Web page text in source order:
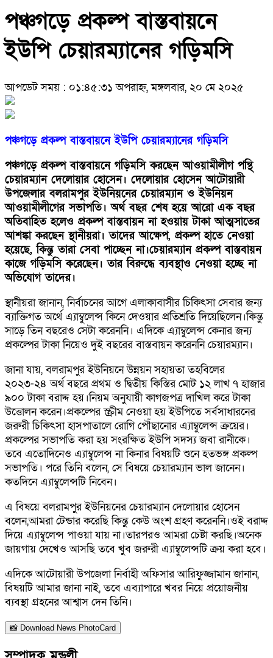
পঞ্চগড়ে প্রকল্প বাস্তবায়নে
ইউপি চেয়ারম্যানের গড়িমসি
আপডেট সময় : ০১:৪৫:৩১ অপরাহ্ন, মঙ্গলবার, ২০ মে ২০২৫
পঞ্চগড়ে প্রকল্প বাস্তবায়নে ইউপি চেয়ারম্যানের গড়িমসি
পঞ্চগড়ে প্রকল্প বাস্তবায়নে গড়িমসি করছেন আওয়ামীলীগ পন্থি
চেয়ারম্যান দেলোয়ার হোসেন। দেলোয়ার হোসেন আটোয়ারী
উপজেলার বলরামপুর ইউনিয়নের চেয়ারম্যান ও ইউনিয়ন
আওয়ামীলীগের সভাপতি। অর্থ বছর শেষ হয়ে আরো এক বছর
অতিবাহিত হলেও প্রকল্প বাস্তবায়ন না হওয়ায় টাকা আত্মসাতের
আশঙ্কা করছেন স্থানীয়রা। তাদের আক্ষেপ, প্রকল্প হাতে নেওয়া
হয়েছে, কিন্তু তারা সেবা পাচ্ছেন না।চেয়ারম্যান প্রকল্প বাস্তবায়ন
কাজে গড়িমসি করেছেন। তার বিরুদ্ধে ব্যবস্থাও নেওয়া হচ্ছে না
অভিযোগ তাদের।
স্থানীয়রা জানান, নির্বাচনের আগে এলাকাবাসীর চিকিৎসা সেবার জন্য
ব্যাক্তিগত অর্থে এ্যাম্বুলেন্স কিনে দেওয়ার প্রতিশ্রতি দিয়েছিলেন।কিন্তু
সাড়ে তিন বছরেও সেটা করেননি। এদিকে এ্যাম্বুলেন্স কেনার জন্য
প্রকল্পের টাকা নিয়েও দুই বছরের বাস্তবায়ন করেননি চেয়ারম্যান।
জানা যায়, বলরামপুর ইউনিয়নে উন্নয়ন সহায়তা তহবিলের
২০২৩-২৪ অর্থ বছরে প্রথম ও দ্বিতীয় কিস্তির মোট ১২ লাখ ৭ হাজার
৯০০ টাকা বরাদ্দ হয়।নিয়ম অনুযায়ী কাগজপত্র দাখিল করে টাকা
উত্তোলন করেন।প্রকল্পের স্ক্রীম নেওয়া হয় ইউপিতে সর্বসাধারনের
জরুরী চিকিৎসা হাসপাতালে রোগি পৌঁছানোর এ্যাম্বুলেন্স ক্রয়ের।
প্রকল্পের সভাপতি করা হয় সংরক্ষিত ইউপি সদস্য জবা রানীকে।
তবে এতোদিনেও এ্যাম্বুলেন্স না কিনার বিষয়টি শুনে হতভঙ্গ প্রকল্প
সভাপতি। পরে তিনি বলেন, সে বিষয়ে চেয়ারম্যান ভাল জানেন।
কতদিনে এ্যাম্বুলেন্সটি নিবেন।
এ বিষয়ে বলরামপুর ইউনিয়নের চেয়ারম্যান দেলোয়ার হোসেন
বলেন,আমরা টেন্ডার করেছি কিন্তু কেউ অংশ গ্রহণ করেননি।ওই বরাদ্দ
দিয়ে এ্যাম্বুলেন্স পাওয়া যায় না।তারপরও আমরা চেষ্টা করছি।অনেক
জায়গায় দেখেও আসছি তবে খুব জরুরী এ্যাম্বুলেন্সটি ক্রয় করা হবে।
এদিকে আটোয়ারী উপজেলা নির্বাহী অফিসার আরিফুজ্জামান জানান,
বিষয়টি আমার জানা নাই, তবে এব্যাপারে খবর নিয়ে প্রয়োজনীয়
ব্যবস্থা গ্রহনের আশ্বাস দেন তিনি।
📸 Download News PhotoCard